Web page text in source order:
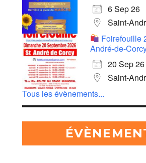
6 Sep 26
Saint-
Foirefouille
André-de-
20 Sep 26
Saint-
Tous les évènements...